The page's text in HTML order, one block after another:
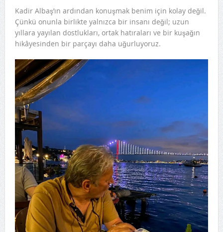
Kadir Albaş’ın ardından konuşmak benim için kolay değil.
Çünkü onunla birlikte yalnızca bir insanı değil; uzun
yıllara yayılan dostlukları, ortak hatıraları ve bir kuşağın
hikâyesinden bir parçayı daha uğurluyoruz.